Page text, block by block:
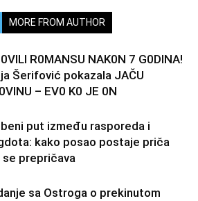
MORE FROM AUTHOR
R0MANSU NAK0N 7 G0DlNA!
Šerifović pokazala JAČU
– EV0 K0 JE 0N
put između rasporeda i
kako posao postaje priča
se prepričava
sa Ostroga o prekinutom